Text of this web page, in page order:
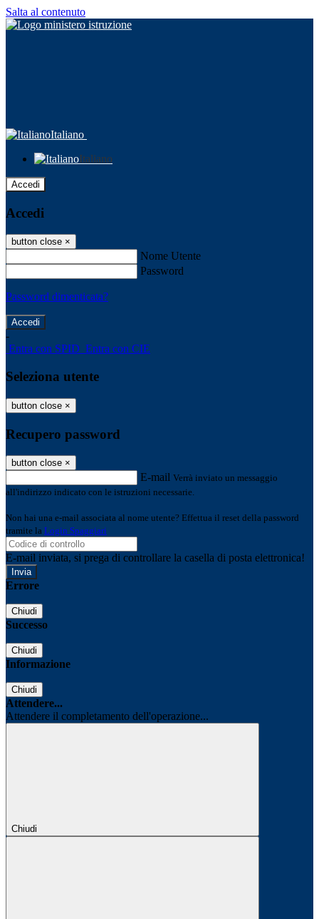
Salta al contenuto
Italiano
Italiano
Accedi
Accedi
button close ×
Nome Utente
Password
Password dimenticata?
-
Entra con SPID Entra con CIE
Seleziona utente
button close ×
Recupero password
button close ×
E-mail Verrà inviato un messaggio
all'indirizzo indicato con le istruzioni necessarie.
Non hai una e-mail associata al nome utente? Effettua il reset della password
tramite la Login Spaggiari
E-mail inviata, si prega di controllare la casella di posta elettronica!
Errore
Chiudi
Successo
Chiudi
Informazione
Chiudi
Attendere...
Attendere il completamento dell'operazione...
Chiudi